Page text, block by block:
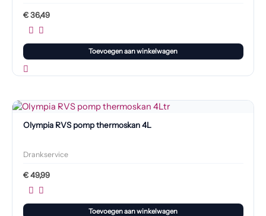
€36,49
Toevoegen aan winkelwagen
Olympia RVS pomp thermoskan 4L
Drankservice
€49,99
Toevoegen aan winkelwagen